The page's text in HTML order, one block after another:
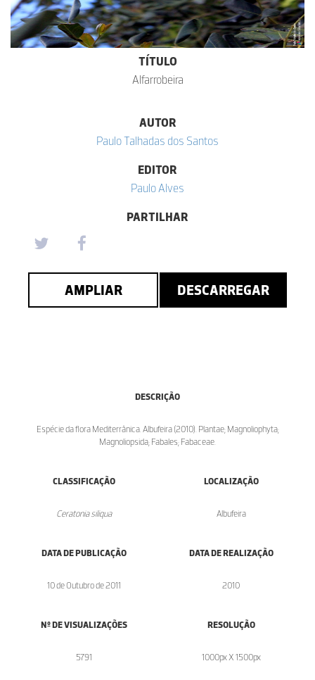
TÍTULO
Alfarrobeira
AUTOR
Paulo Talhadas dos Santos
EDITOR
Paulo Alves
PARTILHAR
AMPLIAR DESCARREGAR
DESCRIÇÃO
Espécie da flora Mediterrânica. Albufeira (2010). Plantae; Magnoliophyta;
Magnoliopsida; Fabales; Fabaceae.
CLASSIFICAÇÃO
Ceratonia siliqua
LOCALIZAÇÃO
Albufeira
DATA DE PUBLICAÇÃO
10 de Outubro de 2011
DATA DE REALIZAÇÃO
2010
Nº DE VISUALIZAÇÕES
5791
RESOLUÇÃO
1000px X 1500px